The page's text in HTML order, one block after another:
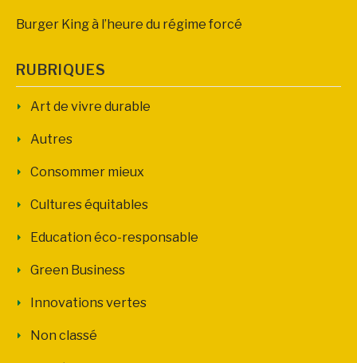
Burger King à l’heure du régime forcé
RUBRIQUES
Art de vivre durable
Autres
Consommer mieux
Cultures équitables
Education éco-responsable
Green Business
Innovations vertes
Non classé